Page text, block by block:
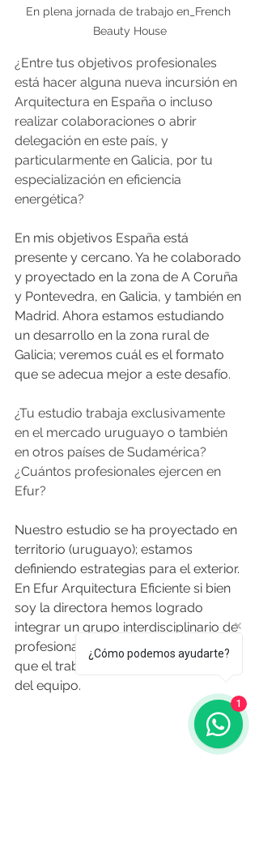
En plena jornada de trabajo en_French
Beauty House
¿Entre tus objetivos profesionales
está hacer alguna nueva incursión en
Arquitectura en España o incluso
realizar colaboraciones o abrir
delegación en este país, y
particularmente en Galicia, por tu
especialización en eficiencia
energética?
En mis objetivos España está
presente y cercano. Ya he colaborado
y proyectado en la zona de A Coruña
y Pontevedra, en Galicia, y también en
Madrid. Ahora estamos estudiando
un desarrollo en la zona rural de
Galicia; veremos cuál es el formato
que se adecua mejor a este desafío.
¿Tu estudio trabaja exclusivamente
en el mercado uruguayo o también
en otros países de Sudamérica?
¿Cuántos profesionales ejercen en
Efur?
Nuestro estudio se ha proyectado en
territorio (uruguayo); estamos
definiendo estrategias para el exterior.
En Efur Arquitectura Eficiente si bien
soy la directora hemos logrado
integrar un grupo interdisciplinario de
profesionales asesores que hacen
que el trabajo fluya con la sinergia
del equipo.
¿Cómo podemos ayudarte?
1